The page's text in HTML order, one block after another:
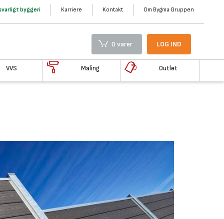
byggeri Karriere Kontakt Om Bygma Gruppen
0 varer LOG IND
VVS Maling Outlet